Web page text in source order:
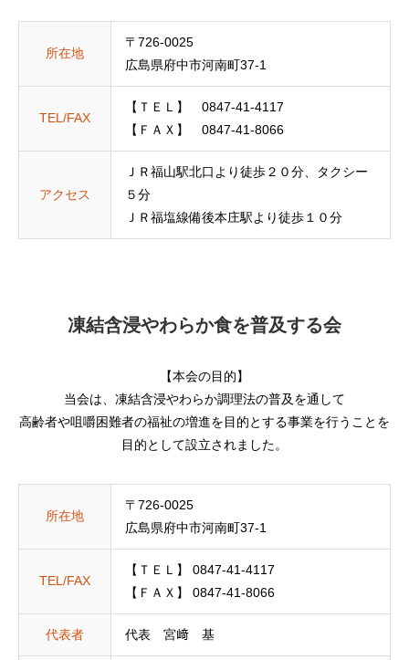
所在地
〒726-0025
広島県府中市河南町37-1
TEL/FAX
【ＴＥＬ】 0847-41-4117
【ＦＡＸ】 0847-41-8066
アクセス
ＪＲ福山駅北口より徒歩２０分、タクシー
５分
ＪＲ福塩線備後本庄駅より徒歩１０分
凍結含浸やわらか食を普及する会
【本会の目的】
当会は、凍結含浸やわらか調理法の普及を通して
高齢者や咀嚼困難者の福祉の増進を目的とする事業を行うことを
目的として設立されました。
所在地
〒726-0025
広島県府中市河南町37-1
TEL/FAX
【ＴＥＬ】 0847-41-4117
【ＦＡＸ】 0847-41-8066
代表者 代表 宮﨑 基